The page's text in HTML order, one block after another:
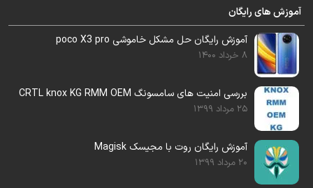
فایل روت و کلیه فایلهای مورد نیاز برای تعویض
هارد این مدل را هم در اختیار شما قرار خواهیم
داد.
این فایل قابل رایت با ایزی جیتگ , مدوسا و …
میباشد
آموزش های رایگان
آموزش رایگان حل مشکل خاموشی poco X3 pro
8 خرداد 1400
بررسی امنیت های سامسونگ CRTL knox KG RMM OEM
25 مرداد 1399
آموزش رایگان روت با مجیسک Magisk
20 مرداد 1399